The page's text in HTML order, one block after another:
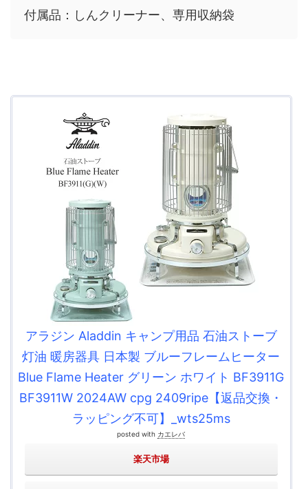
付属品：しんクリーナー、専用収納袋
アラジン Aladdin キャンプ用品 石油ストーブ
灯油 暖房器具 日本製 ブルーフレームヒーター
Blue Flame Heater グリーン ホワイト BF3911G
BF3911W 2024AW cpg 2409ripe【返品交換・
ラッピング不可】_wts25ms
posted with カエレバ
楽天市場